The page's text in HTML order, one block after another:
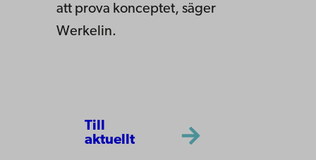
att prova konceptet, säger
Werkelin.
Till
aktuellt